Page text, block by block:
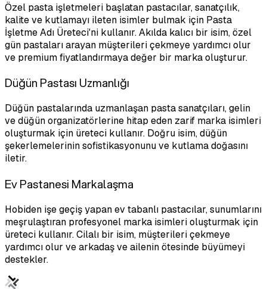
Özel pasta işletmeleri başlatan pastacılar, sanatçılık,
kalite ve kutlamayı ileten isimler bulmak için Pasta
İşletme Adı Üreteci'ni kullanır. Akılda kalıcı bir isim, özel
gün pastaları arayan müşterileri çekmeye yardımcı olur
ve premium fiyatlandırmaya değer bir marka oluşturur.
Düğün Pastası Uzmanlığı
Düğün pastalarında uzmanlaşan pasta sanatçıları, gelin
ve düğün organizatörlerine hitap eden zarif marka isimleri
oluşturmak için üreteci kullanır. Doğru isim, düğün
şekerlemelerinin sofistikasyonunu ve kutlama doğasını
iletir.
Ev Pastanesi Markalaşma
Hobiden işe geçiş yapan ev tabanlı pastacılar, sunumlarını
meşrulaştıran profesyonel marka isimleri oluşturmak için
üreteci kullanır. Cilalı bir isim, müşterileri çekmeye
yardımcı olur ve arkadaş ve ailenin ötesinde büyümeyi
destekler.